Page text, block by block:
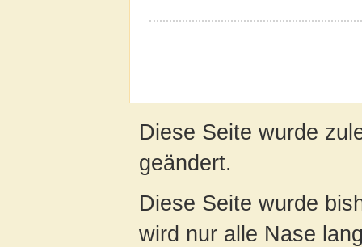
Diese Seite wurde
geändert.
Diese Seite wurde
wird nur alle Nase